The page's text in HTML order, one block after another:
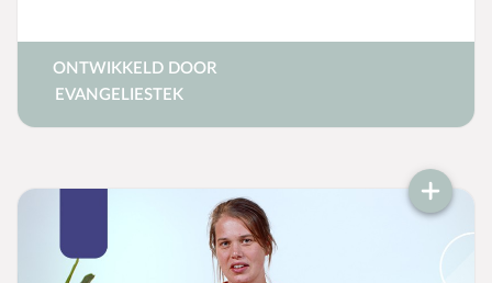
ONTWIKKELD DOOR
EVANGELIESTEK